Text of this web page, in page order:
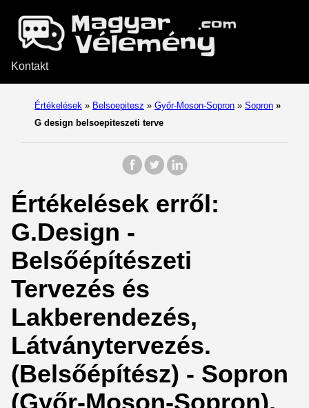
Kontakt
Értékelések » Belsoepitesz » Győr-Moson-Sopron » Sopron »
G design belsoepiteszeti terve
Értékelések erről:
G.Design -
Belsőépítészeti
Tervezés és
Lakberendezés,
Látványtervezés.
(Belsőépítész) - Sopron
(Győr-Moson-Sopron).